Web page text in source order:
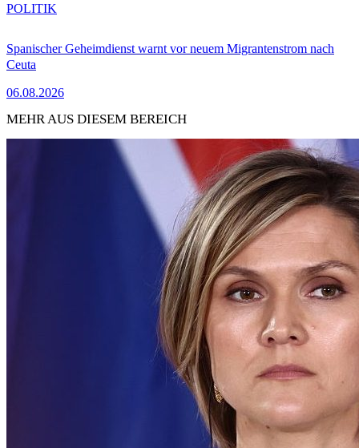
Spanischer Geheimdienst warnt vor neuem Migrantenstrom nach
Ceuta
06.08.2026
POLITIK
MEHR AUS DIESEM BEREICH